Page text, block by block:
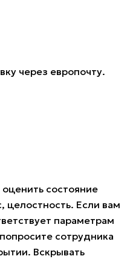
через европочту.
состояние
целостность. Если вам
параметрам
сотрудника
Вскрывать